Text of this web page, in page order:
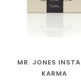
MR. JONES
KARMA